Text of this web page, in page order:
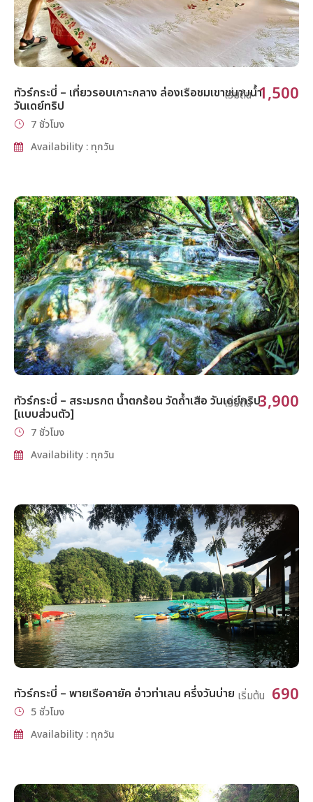
ทัวร์กระบี่ – เที่ยวรอบเกาะกลาง ล่องเรือชมเขาขนาบน้ำ
วันเดย์ทริป
เริ่มต้น 1,500
7 ชั่วโมง
Availability : ทุกวัน
ทัวร์กระบี่ – สระมรกต น้ำตกร้อน วัดถ้ำเสือ วันเดย์ทริป
[แบบส่วนตัว]
เริ่มต้น 3,900
7 ชั่วโมง
Availability : ทุกวัน
ทัวร์กระบี่ – พายเรือคายัค อ่าวท่าเลน ครึ่งวันบ่าย เริ่มต้น 690
5 ชั่วโมง
Availability : ทุกวัน